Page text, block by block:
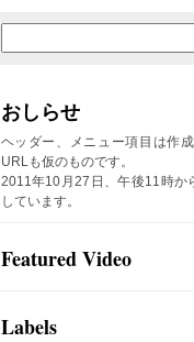
おしらせ
ヘッダー、メニュー項目は作
URLも仮のものです。
2011年10月27日、午後11時か
しています。
Featured Video
Labels